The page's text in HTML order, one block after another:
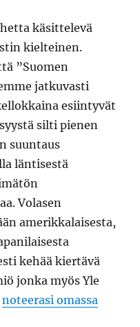
käsittelevä
kielteinen.
”Suomen
jatkuvasti
esiintyvät
silti pienen
suuntaus
läntisestä
Volasen
amerikkalaisesta,
kehää kiertävä
jonka myös Yle
noteerasi omassa